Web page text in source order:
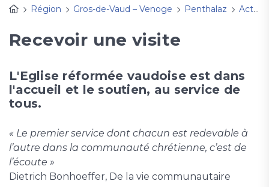
Région
Gros-de-Vaud – Venoge Penthalaz Activités
Recevoir une visite
L'Eglise réformée vaudoise est dans
l'accueil et le soutien, au service de
tous.
« Le premier service dont chacun est redevable à
l’autre dans la communauté chrétienne, c’est de
l’écoute »
Dietrich Bonhoeffer, De la vie communautaire